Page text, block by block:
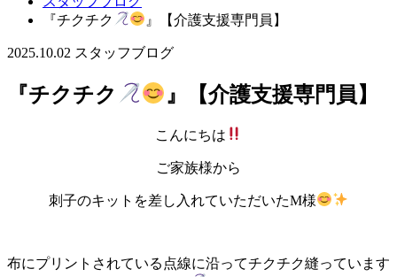
『チクチク
』【介護支援専門員】
2025.10.02 スタッフブログ
『チクチク 』【介護支援専門員】
こんにちは
ご家族様から
刺子のキットを差し入れていただいたM様
布にプリントされている点線に沿ってチクチク縫っています